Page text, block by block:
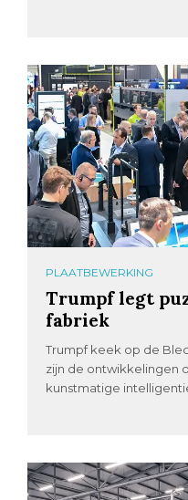
PLAATBEWERKING
Trumpf legt
fabriek
Trumpf keek op de
zijn de ontwikkelingen
kunstmatige